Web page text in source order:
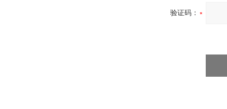
验证码：